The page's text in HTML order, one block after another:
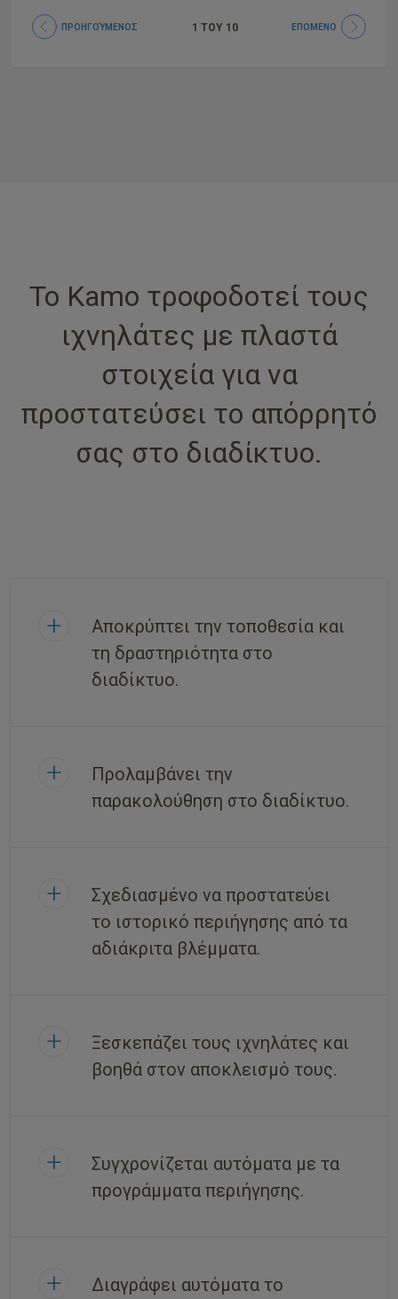
ΠΡΟΗΓΟΎΜΕΝΟΣ 1 ΤΟΥ 10 ΕΠΌΜΕΝΟ
Το Kamo τροφοδοτεί τους
ιχνηλάτες με πλαστά
στοιχεία για να
προστατεύσει το απόρρητό
σας στο διαδίκτυο.
Αποκρύπτει την τοποθεσία και
τη δραστηριότητα στο
διαδίκτυο.
Προλαμβάνει την
παρακολούθηση στο διαδίκτυο.
Σχεδιασμένο να προστατεύει
το ιστορικό περιήγησης από τα
αδιάκριτα βλέμματα.
Ξεσκεπάζει τους ιχνηλάτες και
βοηθά στον αποκλεισμό τους.
Συγχρονίζεται αυτόματα με τα
προγράμματα περιήγησης.
Διαγράφει αυτόματα το